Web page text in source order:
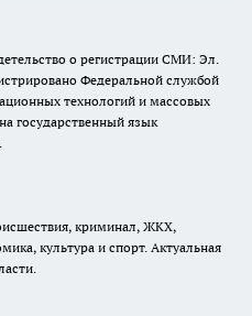
о регистрации СМИ: Эл.
Федеральной службой
технологий и массовых
государственный язык
криминал, ЖКХ,
культура и спорт. Актуальная